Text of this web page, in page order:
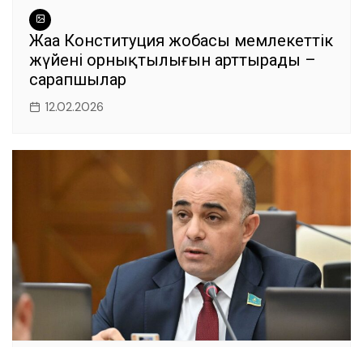
Жаңа Конституция жобасы мемлекеттік
жүйенің орнықтылығын арттырады –
сарапшылар
12.02.2026